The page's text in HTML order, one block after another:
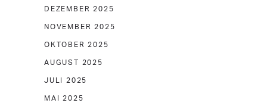
DEZEMBER 2025
NOVEMBER 2025
OKTOBER 2025
AUGUST 2025
JULI 2025
MAI 2025